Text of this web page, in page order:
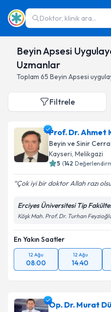
Doktor, klinik ara...
Beyin Apsesi
Uzmanlar
Toplam 65 Beyin Apsesi
Filtrele
Prof. Dr. Ahmet
Beyin ve Sinir
Kayseri, Melikgazi
5 (142
Çok iyi bir doktor Allah razı
Erciyes Üniversitesi Tip
Köşk Mah. Prof. Dr. Turhan
En Yakın Saatler
12 Ağu
08:00
12 Ağu
14:40
Op. Dr. Murat